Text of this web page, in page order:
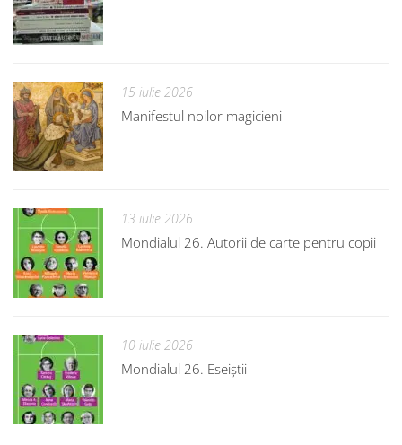
15 iulie 2026
Manifestul noilor magicieni
13 iulie 2026
Mondialul 26. Autorii de carte pentru copii
10 iulie 2026
Mondialul 26. Eseiștii